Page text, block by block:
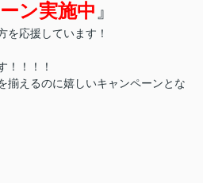
ン実施中 』
を応援しています！
！！！！
揃えるのに嬉しいキャンペーンとな